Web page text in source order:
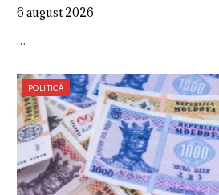
6 august 2026
…
POLITICĂ